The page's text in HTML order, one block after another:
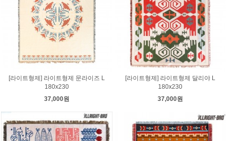
[라이트형제] 라이트형제 문라이즈 L
180x230
37,000원
[라이트형제] 라이트형제 달리야 L
180x230
37,000원